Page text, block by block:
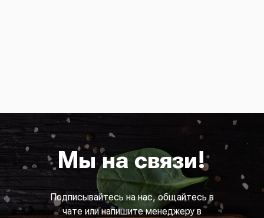
Мы на связи!
Подписывайтесь на нас, общайтесь в
чате или напишите менеджеру в